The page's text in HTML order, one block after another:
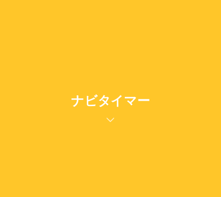
ナビタイマー